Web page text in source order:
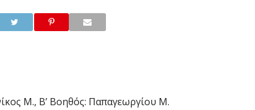
Μ., Β’ Bοηθός: Παπαγεωργίου Μ.